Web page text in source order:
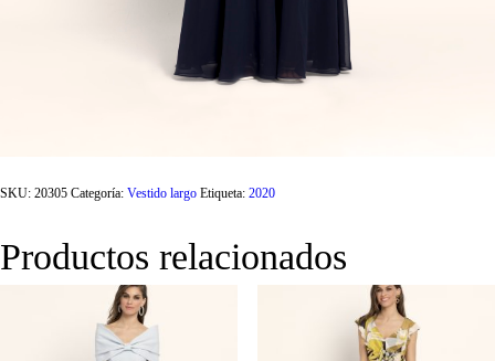
SKU: 20305 Categoría: Vestido largo Etiqueta: 2020
Productos relacionados